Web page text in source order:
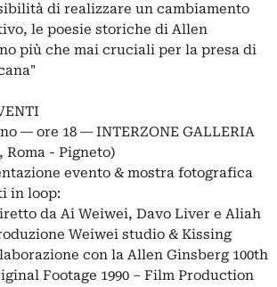
di realizzare un cambiamento
le poesie storiche di Allen
più che mai cruciali per la presa di
― ore 18 ― INTERZONE GALLERIA
Roma - Pigneto)
evento & mostra fotografica
in loop:
da Ai Weiwei, Davo Liver e Aliah
Weiwei studio & Kissing
con la Allen Ginsberg 100th
Footage 1990 – Film Production